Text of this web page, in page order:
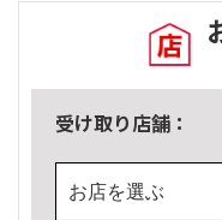
受け取り店舗：
お店を選ぶ